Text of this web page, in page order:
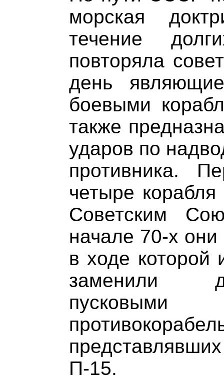
морская
течение
повторяла
день
боевыми
также
ударов по
противника.
четыре
Советским
начале 70-х
в ходе которой
заменили
П-15.